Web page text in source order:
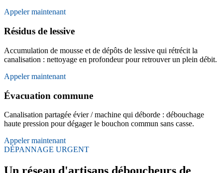
Appeler maintenant
Résidus de lessive
Accumulation de mousse et de dépôts de lessive qui rétrécit la
canalisation : nettoyage en profondeur pour retrouver un plein débit.
Appeler maintenant
Évacuation commune
Canalisation partagée évier / machine qui déborde : débouchage
haute pression pour dégager le bouchon commun sans casse.
Appeler maintenant
DÉPANNAGE URGENT